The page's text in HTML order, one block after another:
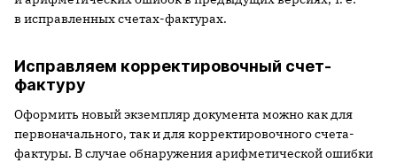
в исправленных счетах-фактурах.
Исправляем корректировочный счет-
фактуру
Оформить новый экземпляр документа можно как для
первоначального, так и для корректировочного счета-
фактуры. В случае обнаружения арифметической ошибки